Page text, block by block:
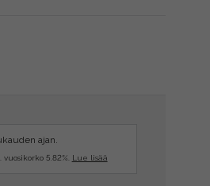
ajan.
5.82%. Lue lisää